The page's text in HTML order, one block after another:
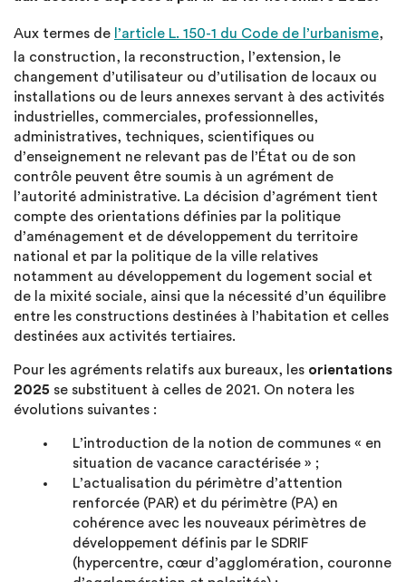
Aux termes de l’article L. 150-1 du Code de l’urbanisme,
la construction, la reconstruction, l’extension, le
changement d’utilisateur ou d’utilisation de locaux ou
installations ou de leurs annexes servant à des activités
industrielles, commerciales, professionnelles,
administratives, techniques, scientifiques ou
d’enseignement ne relevant pas de l’État ou de son
contrôle peuvent être soumis à un agrément de
l’autorité administrative. La décision d’agrément tient
compte des orientations définies par la politique
d’aménagement et de développement du territoire
national et par la politique de la ville relatives
notamment au développement du logement social et
de la mixité sociale, ainsi que la nécessité d’un équilibre
entre les constructions destinées à l’habitation et celles
destinées aux activités tertiaires.
Pour les agréments relatifs aux bureaux, les orientations
2025 se substituent à celles de 2021. On notera les
évolutions suivantes :
L’introduction de la notion de communes « en
situation de vacance caractérisée » ;
L’actualisation du périmètre d’attention
renforcée (PAR) et du périmètre (PA) en
cohérence avec les nouveaux périmètres de
développement définis par le SDRIF
(hypercentre, cœur d’agglomération, couronne